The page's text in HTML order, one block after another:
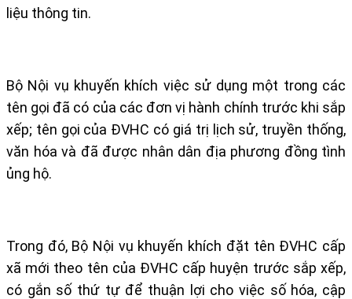
liệu thông tin.
Bộ Nội vụ khuyến khích việc sử dụng một trong các
tên gọi đã có của các đơn vị hành chính trước khi sắp
xếp; tên gọi của ĐVHC có giá trị lịch sử, truyền thống,
văn hóa và đã được nhân dân địa phương đồng tình
ủng hộ.
Trong đó, Bộ Nội vụ khuyến khích đặt tên ĐVHC cấp
xã mới theo tên của ĐVHC cấp huyện trước sắp xếp,
có gắn số thứ tự để thuận lợi cho việc số hóa, cập